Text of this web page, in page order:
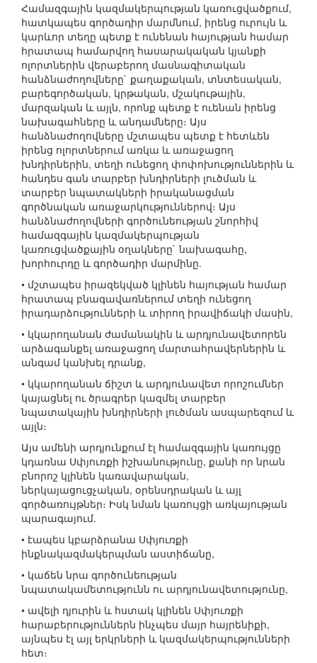
Համազգային կազմակերպության կառուցվածքում,
հատկապես գործադիր մարմնում, իրենց ուրույն և
կարևոր տեղը պետք է ունենան հայության համար
հրատապ համարվող հասարակական կյանքի
ոլորտներին վերաբերող մասնագիտական
հանձնաժողովները` քաղաքական, տնտեսական,
բարեգործական, կրթական, մշակութային,
մարզական և այլն, որոնք պետք է ուենան իրենց
նախագահները և անդամները։ Այս
հանձնաժողովները մշտապես պետք է հետևեն
իրենց ոլորտներում առկա և առաջացող
խնդիրներին, տեղի ունեցող փոփոխություններին և
հանդես գան տարբեր խնդիրների լուծման և
տարբեր նպատակների իրականացման
գործնական առաջարկություններով։ Այս
հանձնաժողովների գործունեության շնորհիվ
համազգային կազմակերպության
կառուցվածքային օղակները` նախագահը,
խորհուրդը և գործադիր մարմինը.
• մշտապես իրազեկված կլինեն հայության համար
հրատապ բնագավառներում տեղի ունեցող
իրադարձությունների և տիրող իրավիճակի մասին,
• կկարողանան ժամանակին և արդյունավետորեն
արձագանքել առաջացող մարտահրավերներին և
անգամ կանխել դրանք,
• կկարողանան ճիշտ և արդյունավետ որոշումներ
կայացնել ու ծրագրեր կազմել տարբեր
նպատակային խնդիրների լուծման ասպարեզում և
այլն։
Այս ամենի արդյունքում էլ համազգային կառույցը
կդառնա Սփյուռքի իշխանությունը, քանի որ նրան
բնորոշ կլինեն կառավարական,
ներկայացուցչական, օրենսդրական և այլ
գործառույթներ։ Իսկ նման կառույցի առկայության
պարագայում.
• էապես կբարձրանա Սփյուռքի
ինքնակազմակերպման աստիճանը,
• կաճեն նրա գործունեության
նպատակամետությունն ու արդյունավետությունը,
• ավելի դյուրին և հստակ կլինեն Սփյուռքի
հարաբերություններն ինչպես մայր հայրենիքի,
այնպես էլ այլ երկրների և կազմակերպությունների
հետ։